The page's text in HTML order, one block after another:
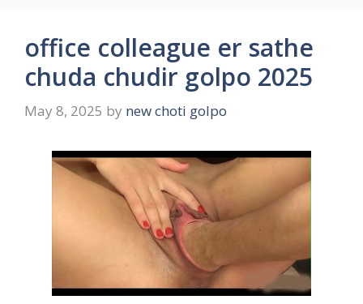
office colleague er sathe
chuda chudir golpo 2025
May 8, 2025 by new choti golpo